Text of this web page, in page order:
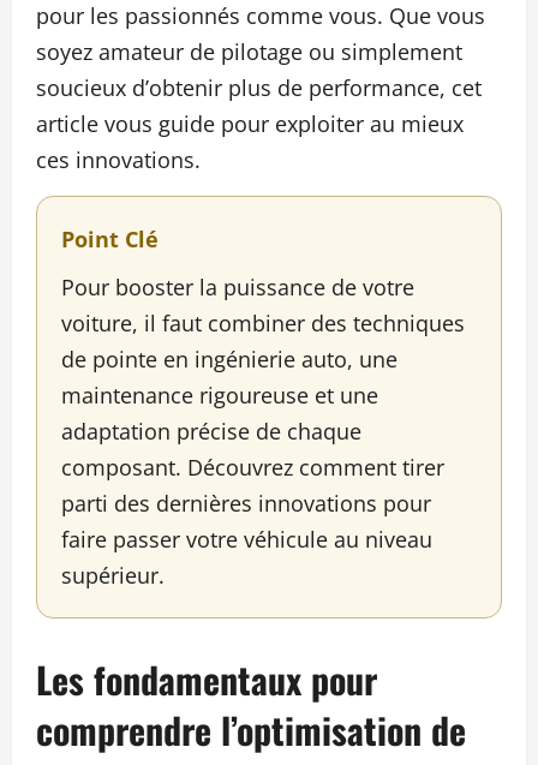
pour les passionnés comme vous. Que vous
soyez amateur de pilotage ou simplement
soucieux d’obtenir plus de performance, cet
article vous guide pour exploiter au mieux
ces innovations.
Point Clé
Pour booster la puissance de votre
voiture, il faut combiner des techniques
de pointe en ingénierie auto, une
maintenance rigoureuse et une
adaptation précise de chaque
composant. Découvrez comment tirer
parti des dernières innovations pour
faire passer votre véhicule au niveau
supérieur.
Les fondamentaux pour
comprendre l’optimisation de